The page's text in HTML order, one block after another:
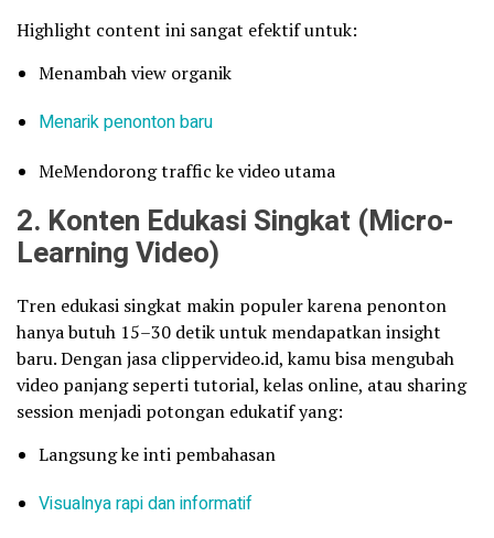
Highlight content ini sangat efektif untuk:
Menambah view organik
Menarik penonton baru
MeMendorong traffic ke video utama
2. Konten Edukasi Singkat (Micro-
Learning Video)
Tren edukasi singkat makin populer karena penonton
hanya butuh 15–30 detik untuk mendapatkan insight
baru. Dengan jasa clippervideo.id, kamu bisa mengubah
video panjang seperti tutorial, kelas online, atau sharing
session menjadi potongan edukatif yang:
Langsung ke inti pembahasan
Visualnya rapi dan informatif